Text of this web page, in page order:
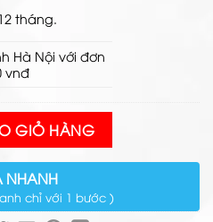
tháng.
Hà Nội với đơn
vnđ
TL166 số lượng
GIỎ HÀNG
NHANH
chỉ với 1 bước )